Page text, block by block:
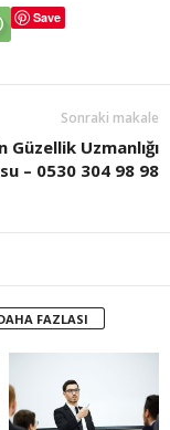
Save
Sonraki makale
Güzellik Uzmanlığı
– 0530 304 98 98
FAZLASI